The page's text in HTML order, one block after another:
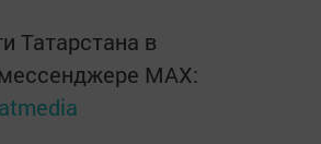
Татарстана в
MАХ: